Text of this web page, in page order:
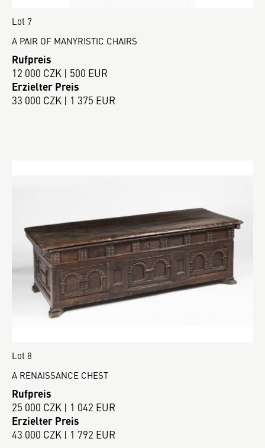
Lot 7
A PAIR OF MANYRISTIC CHAIRS
Rufpreis
12 000 CZK | 500 EUR
Erzielter Preis
33 000 CZK | 1 375 EUR
Lot 8
A RENAISSANCE CHEST
Rufpreis
25 000 CZK | 1 042 EUR
Erzielter Preis
43 000 CZK | 1 792 EUR